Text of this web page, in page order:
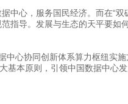
心，服务国民经济。而在“双
指导。发展与生态的天平要如
心协同创新体系算力枢纽实施
基本原则，引领中国数据中心发